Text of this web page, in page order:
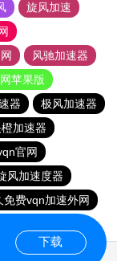
旋风加速
风驰加速器
苹果版
器
极风加速器
加速器
官网
风加速度器
免费vqn加速外网
下载